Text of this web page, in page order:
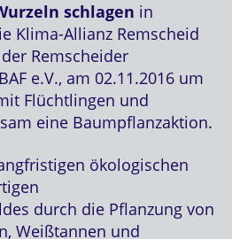
schlagen in
Klima-Allianz Remscheid
Remscheider
e.V., am 02.11.2016 um
Flüchtlingen und
eine Baumpflanzaktion.
ökologischen
durch die Pflanzung von
Weißtannen und